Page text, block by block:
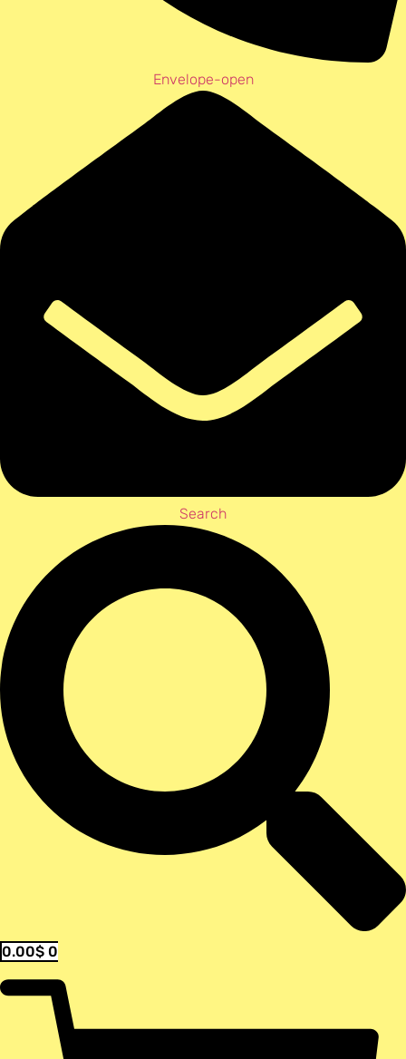
Envelope-open
Search
0.00$ 0